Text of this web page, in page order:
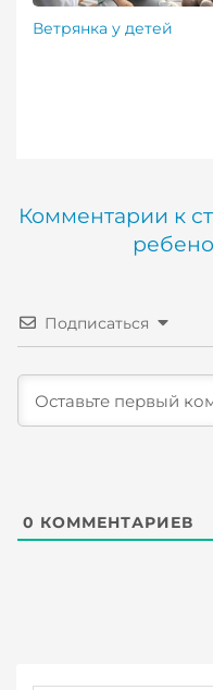
Ветрянка у детей
Комментарии к
Подписаться
0 КОММЕНТАРИЕВ